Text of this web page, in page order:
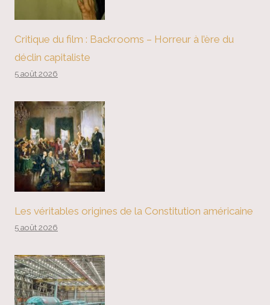
Critique du film : Backrooms – Horreur à l’ère du
déclin capitaliste
5 août 2026
Les véritables origines de la Constitution américaine
5 août 2026